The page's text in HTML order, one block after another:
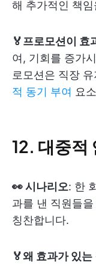
해 추가적인 책
🏅프로모션이 효
여, 기회를 증가
로모션은 직장
적 동기 부여 요
12. 대중적
👀 시나리오: 한
과를 낸 직원들
칭찬합니다.
🏅왜 효과가 있는